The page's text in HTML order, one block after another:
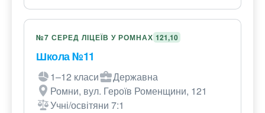
№7 СЕРЕД ЛІЦЕЇВ У РОМНАХ 121,10
Школа №11
1–12 класи
Державна
Ромни, вул. Героїв Роменщини, 121
Учні/освітяни 7:1